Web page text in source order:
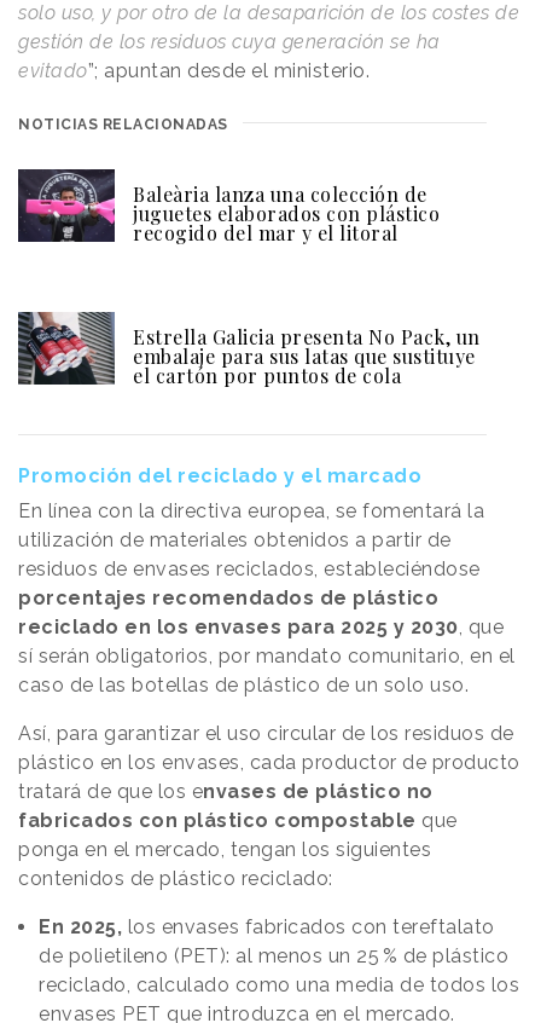
solo uso, y por otro de la desaparición de los costes de
gestión de los residuos cuya generación se ha
evitado”; apuntan desde el ministerio.
NOTICIAS RELACIONADAS
Baleària lanza una colección de
juguetes elaborados con plástico
recogido del mar y el litoral
Estrella Galicia presenta No Pack, un
embalaje para sus latas que sustituye
el cartón por puntos de cola
Promoción del reciclado y el marcado
En línea con la directiva europea, se fomentará la
utilización de materiales obtenidos a partir de
residuos de envases reciclados, estableciéndose
porcentajes recomendados de plástico
reciclado en los envases para 2025 y 2030, que
sí serán obligatorios, por mandato comunitario, en el
caso de las botellas de plástico de un solo uso.
Así, para garantizar el uso circular de los residuos de
plástico en los envases, cada productor de producto
tratará de que los envases de plástico no
fabricados con plástico compostable que
ponga en el mercado, tengan los siguientes
contenidos de plástico reciclado:
En 2025, los envases fabricados con tereftalato
de polietileno (PET): al menos un 25 % de plástico
reciclado, calculado como una media de todos los
envases PET que introduzca en el mercado.